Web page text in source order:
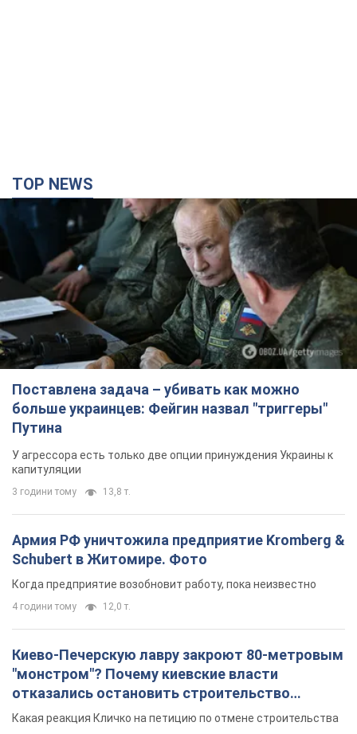
TOP NEWS
Поставлена задача – убивать как можно
больше украинцев: Фейгин назвал "триггеры"
Путина
У агрессора есть только две опции принуждения Украины к
капитуляции
3 години тому 13,8 т.
Армия РФ уничтожила предприятие Kromberg &
Schubert в Житомире. Фото
Когда предприятие возобновит работу, пока неизвестно
4 години тому 12,0 т.
Киево-Печерскую лавру закроют 80-метровым
"монстром"? Почему киевские власти
отказались остановить строительство
небоскреба "московского верующего"
Какая реакция Кличко на петицию по отмене строительства